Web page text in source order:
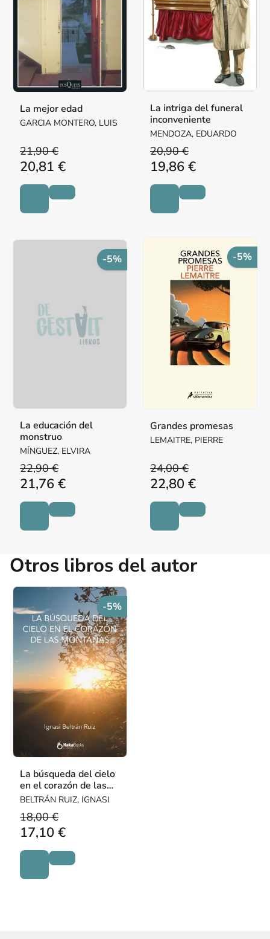
La mejor edad
GARCIA MONTERO, LUIS
21,90 €
20,81 €
La intriga del funeral
inconveniente
MENDOZA, EDUARDO
20,90 €
19,86 €
-5%
La educación del
monstruo
MÍNGUEZ, ELVIRA
22,90 €
21,76 €
-5%
Grandes promesas
LEMAITRE, PIERRE
24,00 €
22,80 €
Otros libros del autor
-5%
La búsqueda del cielo
en el corazón de las
montañas
BELTRÁN RUIZ, IGNASI
18,00 €
17,10 €